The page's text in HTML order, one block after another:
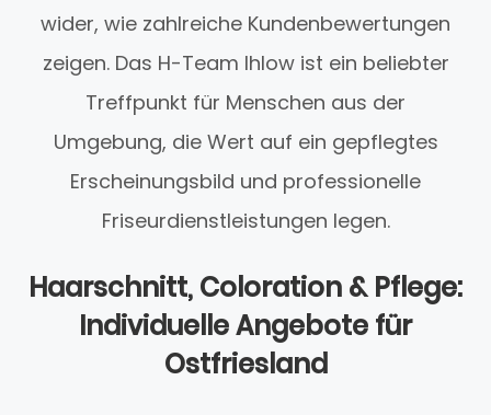
wider, wie zahlreiche Kundenbewertungen
zeigen. Das H-Team Ihlow ist ein beliebter
Treffpunkt für Menschen aus der
Umgebung, die Wert auf ein gepflegtes
Erscheinungsbild und professionelle
Friseurdienstleistungen legen.
Haarschnitt, Coloration & Pflege:
Individuelle Angebote für
Ostfriesland